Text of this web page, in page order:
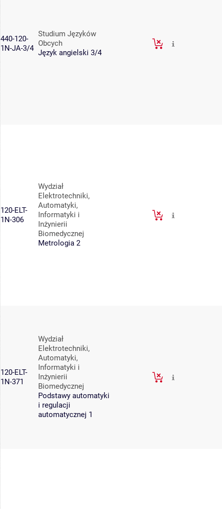
440-120-
1N-JA-3/4
Studium Języków
Obcych
Język angielski 3/4
120-ELT-
1N-306
Wydział
Elektrotechniki,
Automatyki,
Informatyki i
Inżynierii
Biomedycznej
Metrologia 2
120-ELT-
1N-371
Wydział
Elektrotechniki,
Automatyki,
Informatyki i
Inżynierii
Biomedycznej
Podstawy automatyki
i regulacji
automatycznej 1